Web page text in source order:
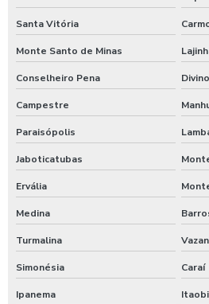
Temporizador de ducha para quiosque
Timer para chuveiro com fichas
Timer de chuveiro com pix
Timer para ducha de praia
Valor para higienização automotiva
Santa Vitória
Monte Santo de Minas
Conselheiro Pena Divino
Campestre
Paraisópolis
Jaboticatubas
Ervália
Medina
Turmalina
Simonésia Caraí
Ipanema